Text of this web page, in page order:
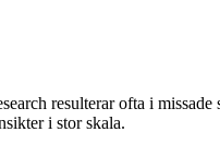
resulterar ofta i
i stor skala.